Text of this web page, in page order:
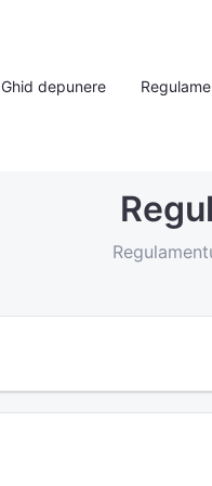
Ghid depunere